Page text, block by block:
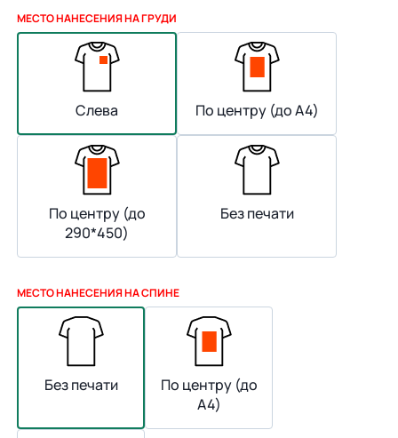
МЕСТО НАНЕСЕНИЯ НА ГРУДИ
Слева По центру (до А4)
По центру (до
290*450)
Без печати
МЕСТО НАНЕСЕНИЯ НА СПИНЕ
Без печати
По центру (до
А4)